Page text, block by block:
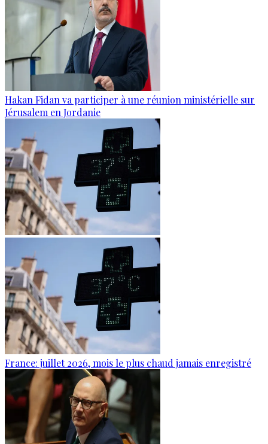
Hakan Fidan va participer à une réunion ministérielle sur
Jérusalem en Jordanie
France: juillet 2026, mois le plus chaud jamais enregistré